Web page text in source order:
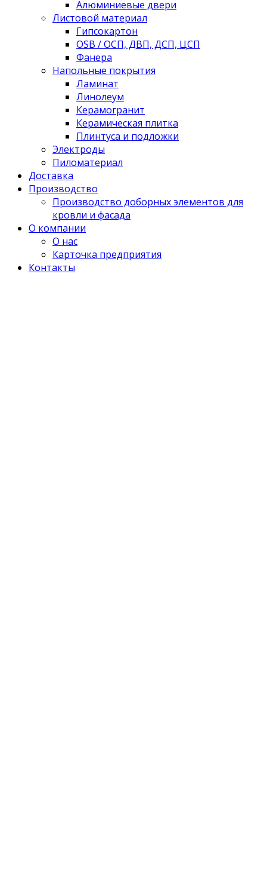
Алюминиевые двери
Листовой материал
Гипсокартон
OSB / ОСП, ДВП, ДСП, ЦСП
Фанера
Напольные покрытия
Ламинат
Линолеум
Керамогранит
Керамическая плитка
Плинтуса и подложки
Электроды
Пиломатериал
Доставка
Производство
Производство доборных элементов для
кровли и фасада
О компании
О нас
Карточка предприятия
Контакты